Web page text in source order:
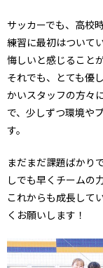
サッカーでも、高校
練習に最初はついて
悔しいと感じること
それでも、とても優
かいスタッフの方々
で、少しずつ環境や
す。
まだまだ課題ばかり
しでも早くチームの
これからも成長して
くお願いします！